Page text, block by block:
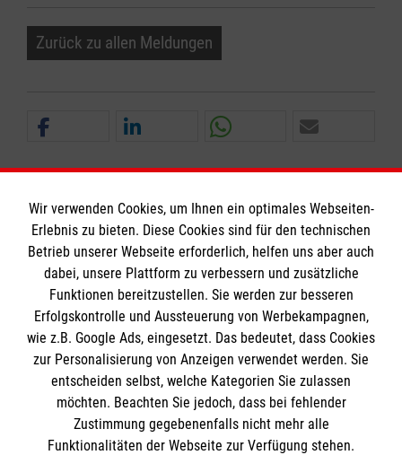
Zurück zu allen Meldungen
Informationen
Impressum
Datenschutz
Barrierefreiheit
Kontakt
Die Malteser
Malteser in Deutschland
Malteserorden
Wir verwenden Cookies, um Ihnen ein optimales Webseiten-
Erlebnis zu bieten. Diese Cookies sind für den technischen
Betrieb unserer Webseite erforderlich, helfen uns aber auch
dabei, unsere Plattform zu verbessern und zusätzliche
Funktionen bereitzustellen. Sie werden zur besseren
Erfolgskontrolle und Aussteuerung von Werbekampagnen,
wie z.B. Google Ads, eingesetzt. Das bedeutet, dass Cookies
zur Personalisierung von Anzeigen verwendet werden. Sie
entscheiden selbst, welche Kategorien Sie zulassen
möchten. Beachten Sie jedoch, dass bei fehlender
Zustimmung gegebenenfalls nicht mehr alle
Funktionalitäten der Webseite zur Verfügung stehen.